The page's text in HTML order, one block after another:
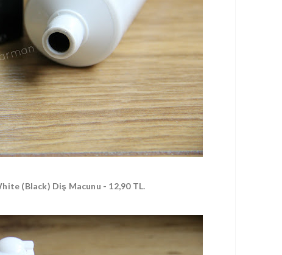
(Black) Diş Macunu - 12,90 TL.